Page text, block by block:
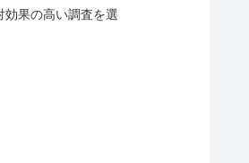
果の高い調査を選